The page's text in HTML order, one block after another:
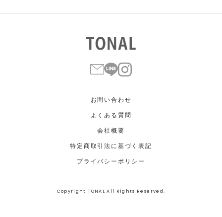
お問い合わせ
よくある質問
会社概要
特定商取引法に基づく表記
プライバシーポリシー
Copyright TONAL All Rights Reserved.